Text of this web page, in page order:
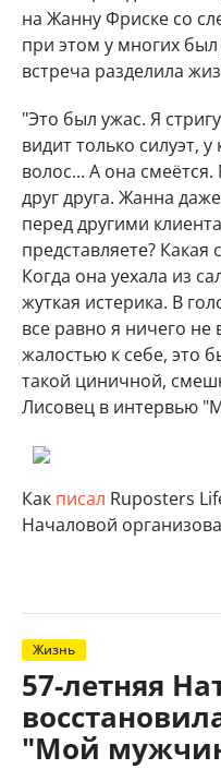
на Жанну Фриске со
при этом у многих
встреча разделила
"Это был ужас. Я
видит только силуэт,
волос... А она
друг друга. Жанна
перед другими
представляете? Какая
Когда она уехала из
жуткая истерика. В
все равно я ничего не
жалостью к себе, это
такой циничной,
Лисовец в интервью
Как писал Ruposters
Началовой
Жизнь
57-летняя
"Мой